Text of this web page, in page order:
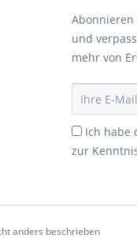
Abonnieren
und
mehr von
Ich habe
zur
anders beschrieben